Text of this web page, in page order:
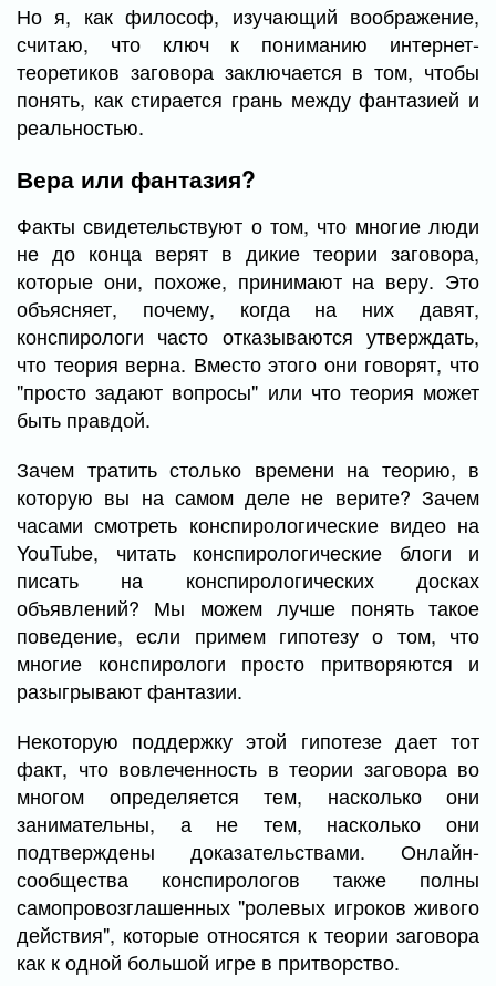
Но я, как философ, изучающий воображение,
считаю, что ключ к пониманию интернет-
теоретиков заговора заключается в том, чтобы
понять, как стирается грань между фантазией и
реальностью.
Вера или фантазия?
Факты свидетельствуют о том, что многие люди
не до конца верят в дикие теории заговора,
которые они, похоже, принимают на веру. Это
объясняет, почему, когда на них давят,
конспирологи часто отказываются утверждать,
что теория верна. Вместо этого они говорят, что
"просто задают вопросы" или что теория может
быть правдой.
Зачем тратить столько времени на теорию, в
которую вы на самом деле не верите? Зачем
часами смотреть конспирологические видео на
YouTube, читать конспирологические блоги и
писать на конспирологических досках
объявлений? Мы можем лучше понять такое
поведение, если примем гипотезу о том, что
многие конспирологи просто притворяются и
разыгрывают фантазии.
Некоторую поддержку этой гипотезе дает тот
факт, что вовлеченность в теории заговора во
многом определяется тем, насколько они
занимательны, а не тем, насколько они
подтверждены доказательствами. Онлайн-
сообщества конспирологов также полны
самопровозглашенных "ролевых игроков живого
действия", которые относятся к теории заговора
как к одной большой игре в притворство.